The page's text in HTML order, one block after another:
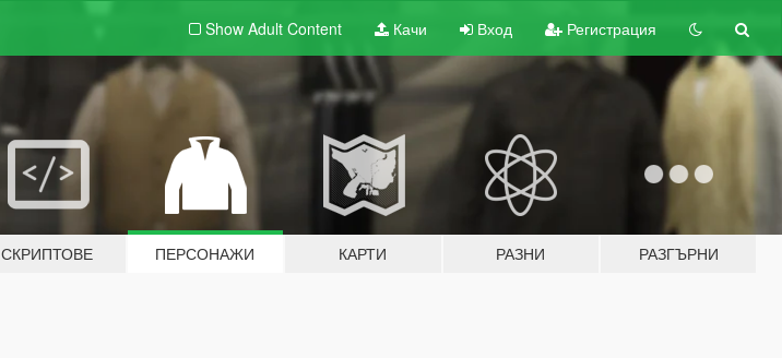
Show Adult Content Качи Вход Регистрация
СКРИПТОВЕ ПЕРСОНАЖИ КАРТИ РАЗНИ РАЗГЪРНИ